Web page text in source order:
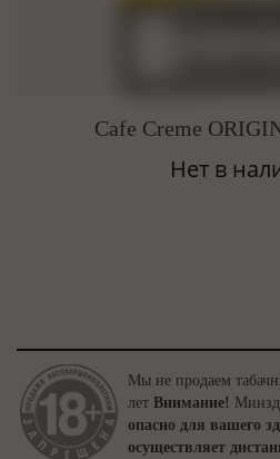
Cafe Creme
Нет в
Мы не продаем
лет Внимание!
опасно для вашего
осуществляет